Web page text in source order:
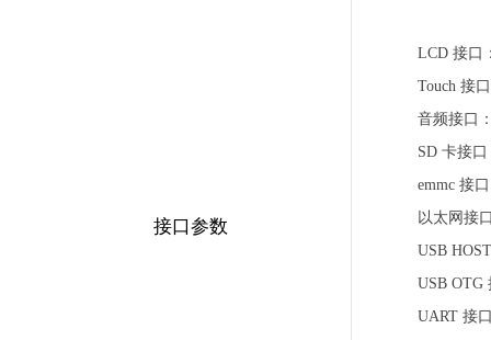
接口参数
LCD 接
Touch 接
音频接口
SD 卡接
emmc 接
以太网接
USB
USB OTG
UART 接